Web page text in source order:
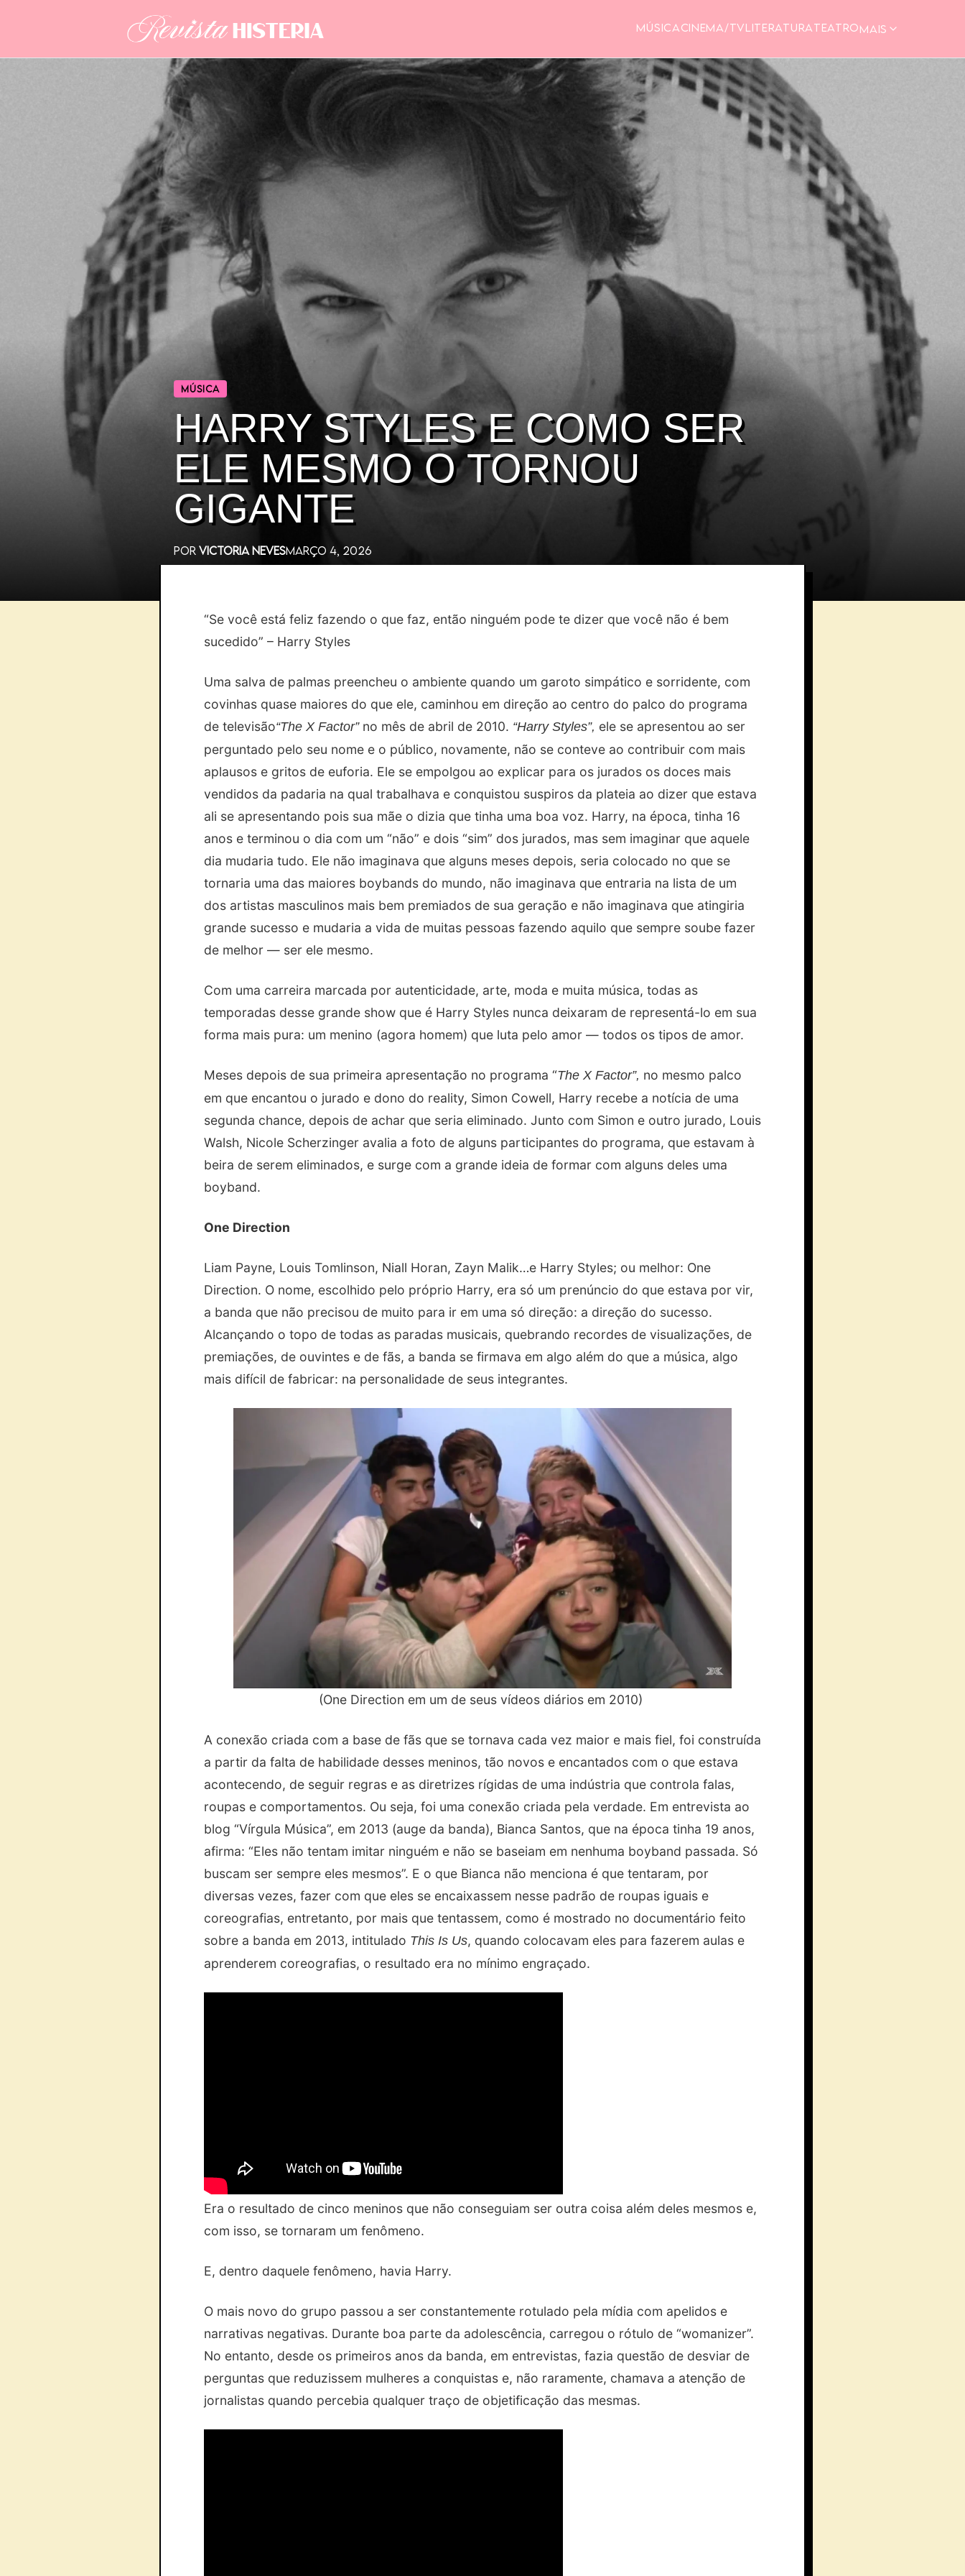
MÚSICACINEMA/TVLITERATURATEATROMAIS
MÚSICA
HARRY STYLES E COMO SER
ELE MESMO O TORNOU
GIGANTE
POR VICTORIA NEVESMARÇO 4, 2026
“Se você está feliz fazendo o que faz, então ninguém pode te dizer que você não é bem
sucedido” – Harry Styles
Uma salva de palmas preencheu o ambiente quando um garoto simpático e sorridente, com
covinhas quase maiores do que ele, caminhou em direção ao centro do palco do programa
de televisão“The X Factor” no mês de abril de 2010. “Harry Styles”, ele se apresentou ao ser
perguntado pelo seu nome e o público, novamente, não se conteve ao contribuir com mais
aplausos e gritos de euforia. Ele se empolgou ao explicar para os jurados os doces mais
vendidos da padaria na qual trabalhava e conquistou suspiros da plateia ao dizer que estava
ali se apresentando pois sua mãe o dizia que tinha uma boa voz. Harry, na época, tinha 16
anos e terminou o dia com um “não” e dois “sim” dos jurados, mas sem imaginar que aquele
dia mudaria tudo. Ele não imaginava que alguns meses depois, seria colocado no que se
tornaria uma das maiores boybands do mundo, não imaginava que entraria na lista de um
dos artistas masculinos mais bem premiados de sua geração e não imaginava que atingiria
grande sucesso e mudaria a vida de muitas pessoas fazendo aquilo que sempre soube fazer
de melhor — ser ele mesmo.
Com uma carreira marcada por autenticidade, arte, moda e muita música, todas as
temporadas desse grande show que é Harry Styles nunca deixaram de representá-lo em sua
forma mais pura: um menino (agora homem) que luta pelo amor — todos os tipos de amor.
Meses depois de sua primeira apresentação no programa “The X Factor”, no mesmo palco
em que encantou o jurado e dono do reality, Simon Cowell, Harry recebe a notícia de uma
segunda chance, depois de achar que seria eliminado. Junto com Simon e outro jurado, Louis
Walsh, Nicole Scherzinger avalia a foto de alguns participantes do programa, que estavam à
beira de serem eliminados, e surge com a grande ideia de formar com alguns deles uma
boyband.
One Direction
Liam Payne, Louis Tomlinson, Niall Horan, Zayn Malik…e Harry Styles; ou melhor: One
Direction. O nome, escolhido pelo próprio Harry, era só um prenúncio do que estava por vir,
a banda que não precisou de muito para ir em uma só direção: a direção do sucesso.
Alcançando o topo de todas as paradas musicais, quebrando recordes de visualizações, de
premiações, de ouvintes e de fãs, a banda se firmava em algo além do que a música, algo
mais difícil de fabricar: na personalidade de seus integrantes.
(One Direction em um de seus vídeos diários em 2010)
A conexão criada com a base de fãs que se tornava cada vez maior e mais fiel, foi construída
a partir da falta de habilidade desses meninos, tão novos e encantados com o que estava
acontecendo, de seguir regras e as diretrizes rígidas de uma indústria que controla falas,
roupas e comportamentos. Ou seja, foi uma conexão criada pela verdade. Em entrevista ao
blog “Vírgula Música”, em 2013 (auge da banda), Bianca Santos, que na época tinha 19 anos,
afirma: “Eles não tentam imitar ninguém e não se baseiam em nenhuma boyband passada. Só
buscam ser sempre eles mesmos”. E o que Bianca não menciona é que tentaram, por
diversas vezes, fazer com que eles se encaixassem nesse padrão de roupas iguais e
coreografias, entretanto, por mais que tentassem, como é mostrado no documentário feito
sobre a banda em 2013, intitulado This Is Us, quando colocavam eles para fazerem aulas e
aprenderem coreografias, o resultado era no mínimo engraçado.
Era o resultado de cinco meninos que não conseguiam ser outra coisa além deles mesmos e,
com isso, se tornaram um fenômeno.
E, dentro daquele fenômeno, havia Harry.
O mais novo do grupo passou a ser constantemente rotulado pela mídia com apelidos e
narrativas negativas. Durante boa parte da adolescência, carregou o rótulo de “womanizer”.
No entanto, desde os primeiros anos da banda, em entrevistas, fazia questão de desviar de
perguntas que reduzissem mulheres a conquistas e, não raramente, chamava a atenção de
jornalistas quando percebia qualquer traço de objetificação das mesmas.